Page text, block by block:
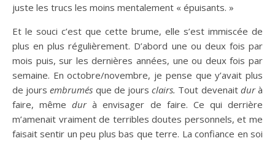
juste les trucs les moins mentalement « épuisants. »
Et le souci c’est que cette brume, elle s’est immiscée de
plus en plus régulièrement. D’abord une ou deux fois par
mois puis, sur les dernières années, une ou deux fois par
semaine. En octobre/novembre, je pense que y’avait plus
de joursembrumés que de joursclairs. Tout devenait durà
faire, mêmedurà envisager de faire. Ce qui derrière
m’amenait vraiment de terribles doutes personnels, et me
faisait sentir un peu plus bas que terre. La confiance en soi